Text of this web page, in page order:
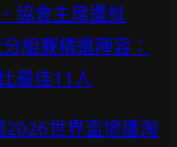
協會主席遭批
組賽精選陣容：
最佳11人
2026世界盃慘遭淘